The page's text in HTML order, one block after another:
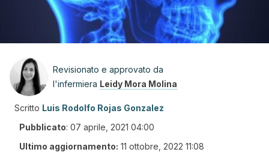
Revisionato e approvato da
l'infermiera Leidy Mora Molina
Scritto Luis Rodolfo Rojas Gonzalez
Pubblicato: 07 aprile, 2021 04:00
Ultimo aggiornamento: 11 ottobre, 2022 11:08